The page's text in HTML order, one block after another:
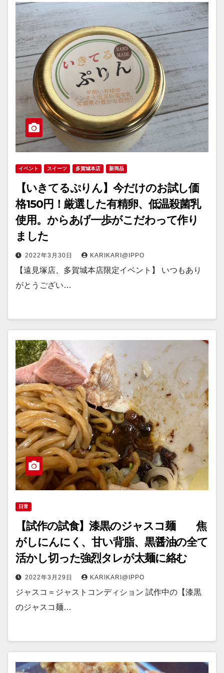
イベント スイーツ 多賀城本店 新商品
【いきてるぷりん】今だけのお試し価
格150円！厳選した有精卵、低温殺菌乳
使用。からあげ一歩がこだわって作り
ました
2022年3月30日 KARIKARI@IPPO
【遠見塚店、多賀城本店限定イベント】 いつもあり
がとうござい…
日常
【試作の試食】漆黒のジャスコ麺 焦
がしにんにく、甘い背脂、黒醤油の全て
活かし切った強烈タレが太麺に絡む
2022年3月29日 KARIKARI@IPPO
ジャスコ＝ジャストコンディション 試作中の【漆黒
のジャスコ麺…